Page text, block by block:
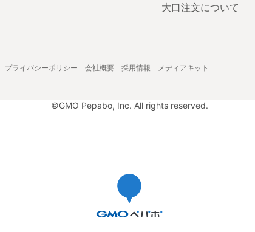
大口注文について
プライバシーポリシー 会社概要 採用情報 メディアキット
©GMO Pepabo, Inc. All rights reserved.